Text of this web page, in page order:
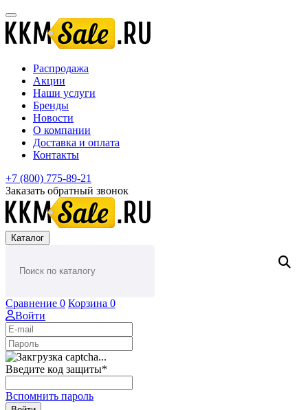
Распродажа
Акции
Наши услуги
Бренды
Новости
О компании
Доставка и оплата
Контакты
+7 (800) 775-89-21
Заказать обратный звонок
Каталог
Сравнение 0 Корзина 0
Войти
Введите код защиты*
Вспомнить пароль